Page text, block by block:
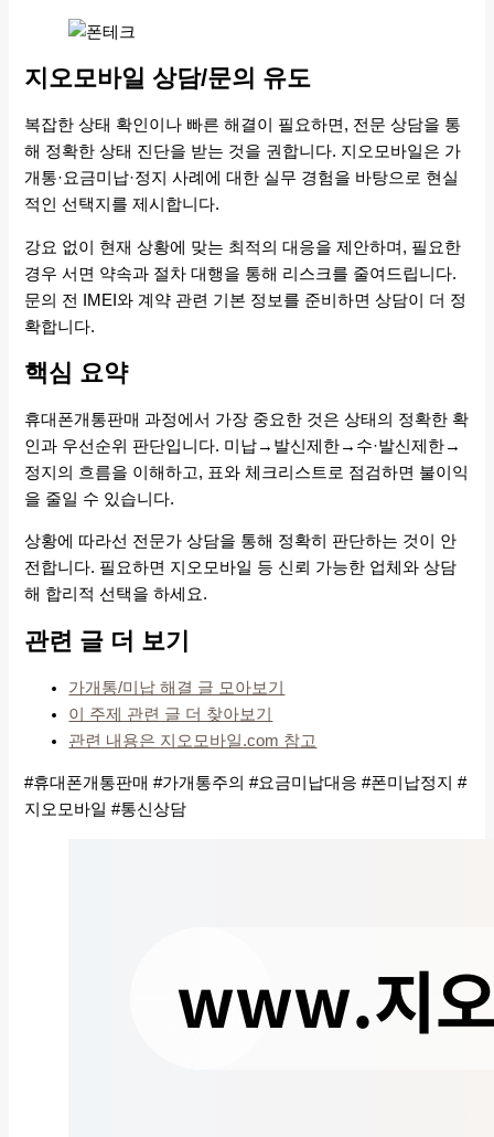
지오모바일 상담/문의 유도
복잡한 상태 확인이나 빠른 해결이 필요하면, 전문 상담을 통
해 정확한 상태 진단을 받는 것을 권합니다. 지오모바일은 가
개통·요금미납·정지 사례에 대한 실무 경험을 바탕으로 현실
적인 선택지를 제시합니다.
강요 없이 현재 상황에 맞는 최적의 대응을 제안하며, 필요한
경우 서면 약속과 절차 대행을 통해 리스크를 줄여드립니다.
문의 전 IMEI와 계약 관련 기본 정보를 준비하면 상담이 더 정
확합니다.
핵심 요약
휴대폰개통판매 과정에서 가장 중요한 것은 상태의 정확한 확
인과 우선순위 판단입니다. 미납→발신제한→수·발신제한→
정지의 흐름을 이해하고, 표와 체크리스트로 점검하면 불이익
을 줄일 수 있습니다.
상황에 따라선 전문가 상담을 통해 정확히 판단하는 것이 안
전합니다. 필요하면 지오모바일 등 신뢰 가능한 업체와 상담
해 합리적 선택을 하세요.
관련 글 더 보기
가개통/미납 해결 글 모아보기
이 주제 관련 글 더 찾아보기
관련 내용은 지오모바일.com 참고
#휴대폰개통판매 #가개통주의 #요금미납대응 #폰미납정지 #
지오모바일 #통신상담